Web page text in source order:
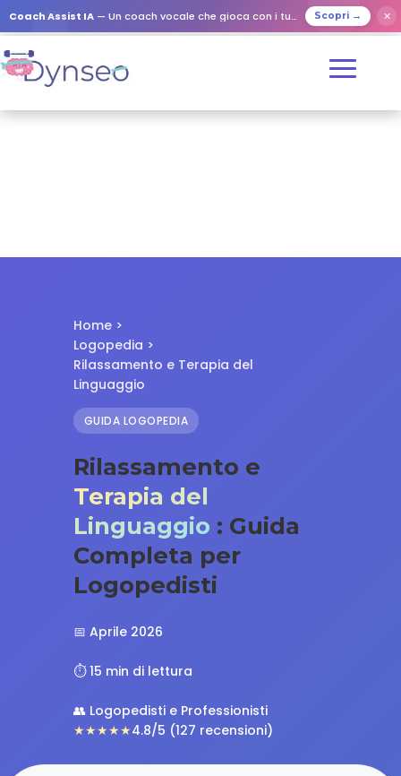
Coach Assist IA — Un coach vocale che gioca con i tuoi cari Scopri → ✕
Home>
Logopedia >
Rilassamento e Terapia del
Linguaggio
GUIDA LOGOPEDIA
Rilassamento e
Terapia del
Linguaggio : Guida
Completa per
Logopedisti
📅 Aprile 2026
⏱️ 15 min di lettura
👥 Logopedisti e Professionisti
★★★★★4.8/5 (127 recensioni)